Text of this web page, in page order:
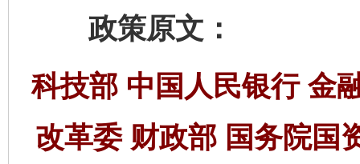
政策原文：
科技部 中国人民银行 金
改革委 财政部 国务院国